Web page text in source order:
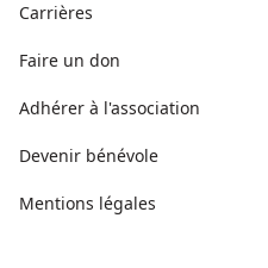
Carrières
Faire un don
Adhérer à l'association
Devenir bénévole
Mentions légales